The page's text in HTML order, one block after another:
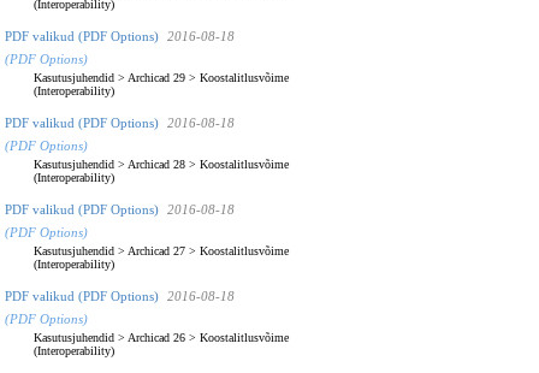
(Interoperability)
PDF valikud (PDF Options)
2016-08-18
(PDF Options)
Kasutusjuhendid > Archicad 29 > Koostalitlusvõime
(Interoperability)
PDF valikud (PDF Options)
2016-08-18
(PDF Options)
Kasutusjuhendid > Archicad 28 > Koostalitlusvõime
(Interoperability)
PDF valikud (PDF Options)
2016-08-18
(PDF Options)
Kasutusjuhendid > Archicad 27 > Koostalitlusvõime
(Interoperability)
PDF valikud (PDF Options)
2016-08-18
(PDF Options)
Kasutusjuhendid > Archicad 26 > Koostalitlusvõime
(Interoperability)